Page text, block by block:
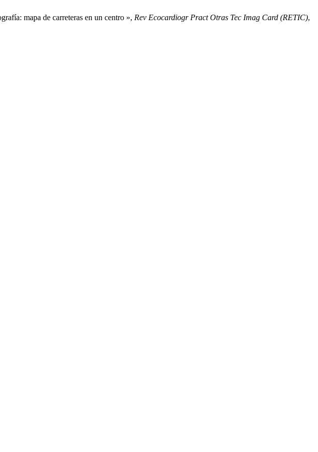
mapa de carreteras en un centro », Rev Ecocardiogr Pract Otras Tec Imag Card (RETIC),